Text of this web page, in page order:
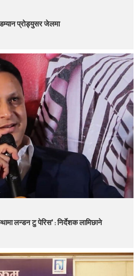
प्रोड्युसर जेलमा
लन्डन टु पेरिस’ : निर्देशक लामिछाने